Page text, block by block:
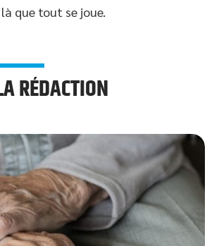
que tout se joue.
RÉDACTION